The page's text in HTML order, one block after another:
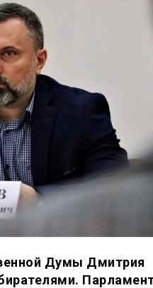
Думы Дмитрия